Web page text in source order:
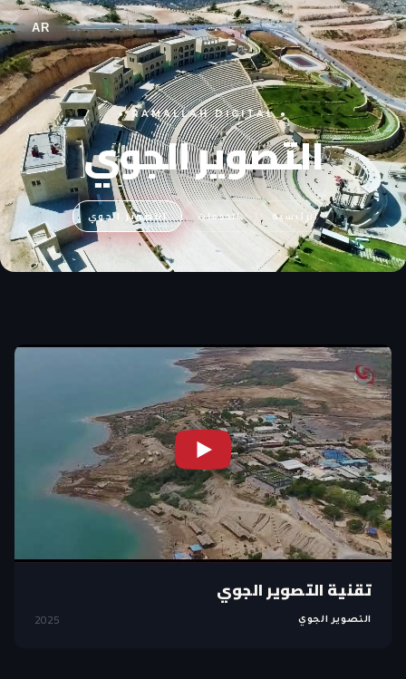
AR
● RAMALLAH DIGITAL ●
التصوير الجوي
الرئيسية الخدمات التصوير الجوي
تقنية التصوير الجوي
التصوير الجوي 2025